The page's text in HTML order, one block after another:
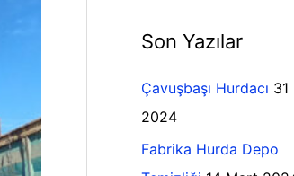
c
h
f
o
Son Yazılar
Çavuşbaşı Hurdacı 31
2024
Fabrika Hurda Depo
e
o
i